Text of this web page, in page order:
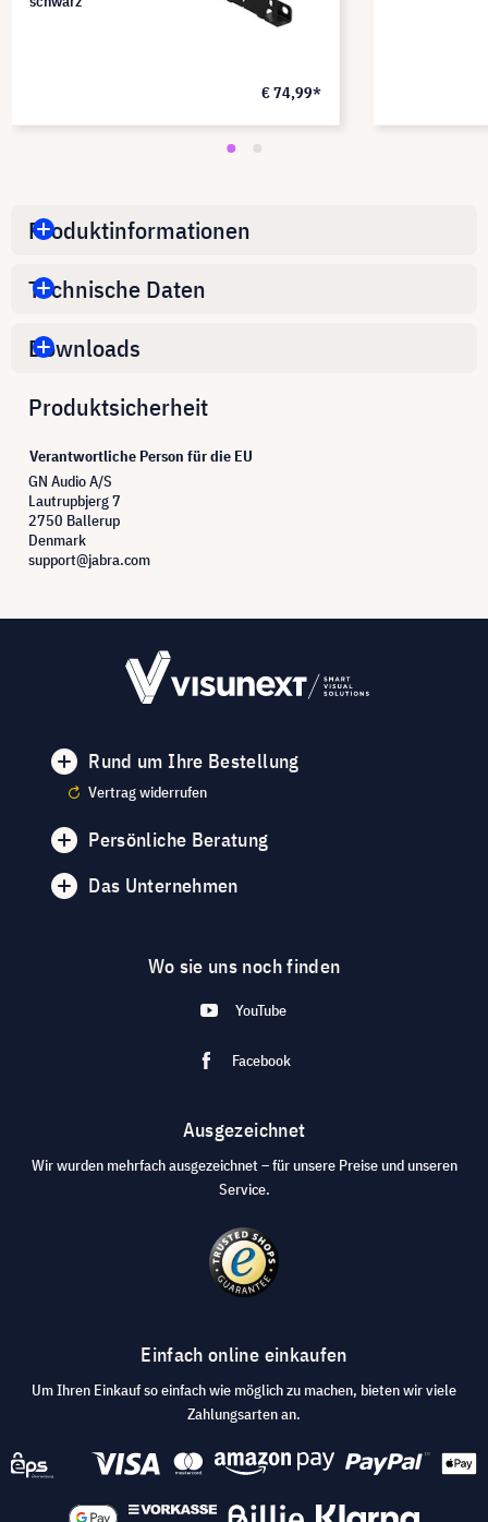
€ 74,99*
Produktinformationen
Technische Daten
Downloads
Produktsicherheit
Verantwortliche Person für die EU
GN Audio A/S
Lautrupbjerg 7
2750 Ballerup
Denmark
support@jabra.com
Rund um Ihre Bestellung
Vertrag widerrufen
Persönliche Beratung
Das Unternehmen
Wo sie uns noch finden
YouTube
Facebook
Ausgezeichnet
Wir wurden mehrfach ausgezeichnet – für unsere Preise und unseren
Service.
Einfach online einkaufen
Um Ihren Einkauf so einfach wie möglich zu machen, bieten wir viele
Zahlungsarten an.